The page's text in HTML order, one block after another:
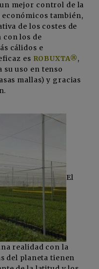
mejor control de la
también,
de los costes de
los de
cálidos e
es ROBUXTA®,
su uso en tenso
mallas) y gracias
El
realidad con la
del planeta tienen